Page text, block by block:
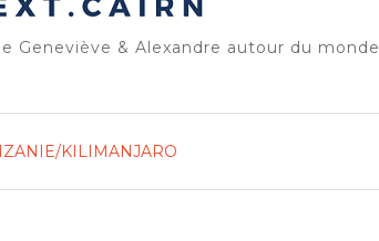
Geneviève & Alexandre autour du monde
KILIMANJARO